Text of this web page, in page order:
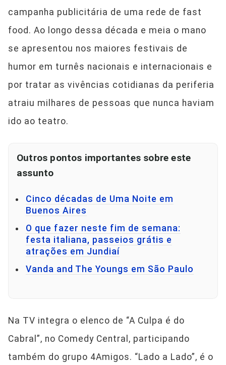
campanha publicitária de uma rede de fast
food. Ao longo dessa década e meia o mano
se apresentou nos maiores festivais de
humor em turnês nacionais e internacionais e
por tratar as vivências cotidianas da periferia
atraiu milhares de pessoas que nunca haviam
ido ao teatro.
Outros pontos importantes sobre este
assunto
Cinco décadas de Uma Noite em
Buenos Aires
O que fazer neste fim de semana:
festa italiana, passeios grátis e
atrações em Jundiaí
Vanda and The Youngs em São Paulo
Na TV integra o elenco de “A Culpa é do
Cabral”, no Comedy Central, participando
também do grupo 4Amigos. “Lado a Lado”, é o